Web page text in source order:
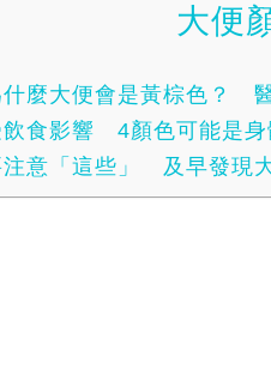
大便
什麼大便會是黃棕色？
飲食影響 4顏色可能是身
注意「這些」 及早發現